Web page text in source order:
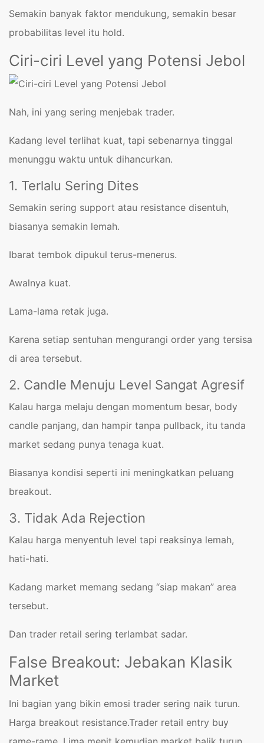
Semakin banyak faktor mendukung, semakin besar
probabilitas level itu hold.
Ciri-ciri Level yang Potensi Jebol
Nah, ini yang sering menjebak trader.
Kadang level terlihat kuat, tapi sebenarnya tinggal
menunggu waktu untuk dihancurkan.
1. Terlalu Sering Dites
Semakin sering support atau resistance disentuh,
biasanya semakin lemah.
Ibarat tembok dipukul terus-menerus.
Awalnya kuat.
Lama-lama retak juga.
Karena setiap sentuhan mengurangi order yang tersisa
di area tersebut.
2. Candle Menuju Level Sangat Agresif
Kalau harga melaju dengan momentum besar, body
candle panjang, dan hampir tanpa pullback, itu tanda
market sedang punya tenaga kuat.
Biasanya kondisi seperti ini meningkatkan peluang
breakout.
3. Tidak Ada Rejection
Kalau harga menyentuh level tapi reaksinya lemah,
hati-hati.
Kadang market memang sedang “siap makan” area
tersebut.
Dan trader retail sering terlambat sadar.
False Breakout: Jebakan Klasik
Market
Ini bagian yang bikin emosi trader sering naik turun.
Harga breakout resistance.Trader retail entry buy